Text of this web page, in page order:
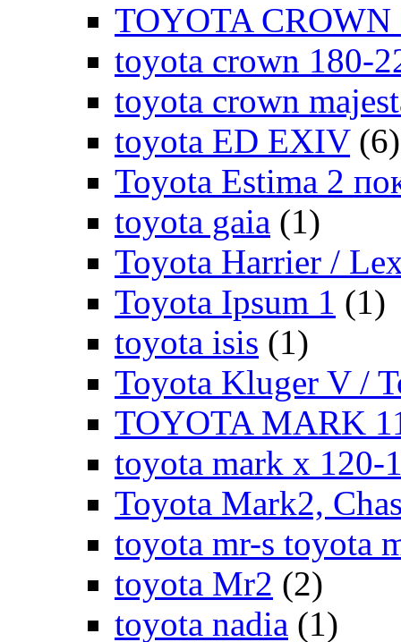
TOYOTA CROWN
toyota crown 180-
toyota crown
toyota ED EXIV (6)
Toyota Estima 2
toyota gaia (1)
Toyota Harrier /
Toyota Ipsum 1 (1)
toyota isis (1)
Toyota Kluger V /
TOYOTA MARK
toyota mark x 120-
Toyota Mark2,
toyota mr-s toyota
toyota Mr2 (2)
toyota nadia (1)